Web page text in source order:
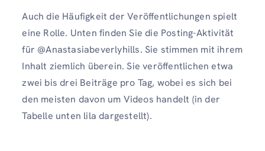
Auch die Häufigkeit der Veröffentlichungen spielt
eine Rolle. Unten finden Sie die Posting-Aktivität
für @Anastasiabeverlyhills. Sie stimmen mit ihrem
Inhalt ziemlich überein. Sie veröffentlichen etwa
zwei bis drei Beiträge pro Tag, wobei es sich bei
den meisten davon um Videos handelt (in der
Tabelle unten lila dargestellt).